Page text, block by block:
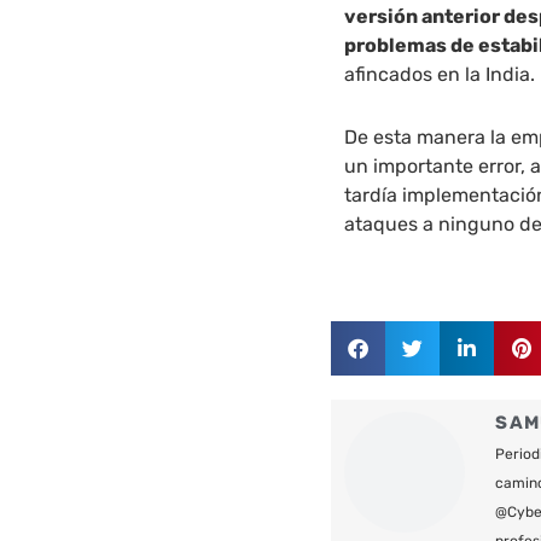
versión anterior
problemas de
afincados en la India.
De esta manera la
un importante error,
tardía
ataques a ninguno